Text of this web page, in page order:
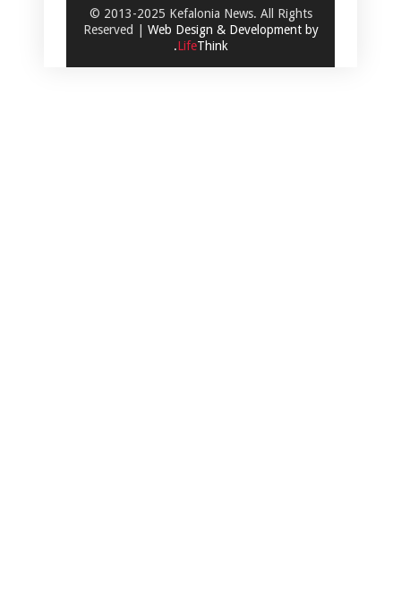
© 2013-2025 Kefalonia News. All Rights
Reserved | Web Design & Development by
.LifeThink